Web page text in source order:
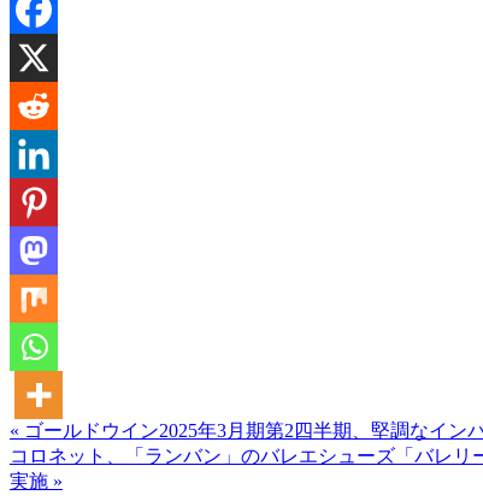
« ゴールドウイン2025年3月期第2四半期、堅調なイ
コロネット、「ランバン」のバレエシューズ「バレ
実施 »